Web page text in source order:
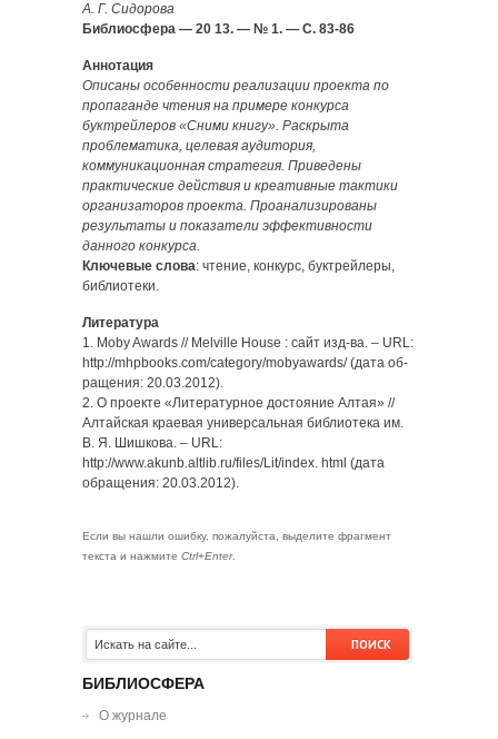
А. Г. Сидорова
Библиосфера — 20 13. — № 1. — С. 83-86
Аннотация
Описаны особенности реализации проекта по
пропаганде чтения на примере конкурса
буктрейлеров «Сними книгу». Раскрыта
проблематика, целевая аудитория,
коммуникационная стратегия. Приведены
практические действия и креативные тактики
организаторов проекта. Проанализированы
результаты и показатели эффективности
данного конкурса.
Ключевые слова: чтение, конкурс, буктрейлеры,
библиотеки.
Литература
1. Moby Awards // Melville House : сайт изд-ва. – URL:
http://mhpbooks.com/category/mobyawards/ (дата об-
ращения: 20.03.2012).
2. О проекте «Литературное достояние Алтая» //
Алтайская краевая универсальная библиотека им.
В. Я. Шишкова. – URL:
http://www.akunb.altlib.ru/files/Lit/index. html (дата
обращения: 20.03.2012).
Если вы нашли ошибку, пожалуйста, выделите фрагмент
текста и нажмите Ctrl+Enter.
БИБЛИОСФЕРА
О журнале